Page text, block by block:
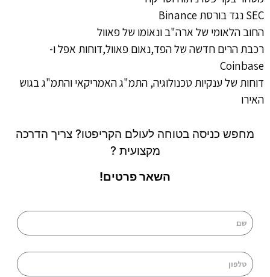
SEC נגד בורסת Binance
החוב הלאומי של ארה"ב ונאומו של פאוול
רכבת הרים חדשה של הפד,נאום פאוול,דוחות אפל ו-
Coinbase
דוחות של ענקיות טכנולוגיה, התמ"ג האמריקאי והתמ"ג בגוש
האירו
מחפש כניסה בטוחה לעולם הקריפטו? צריך הדרכה
מקצועית ?
השאר פרטים!